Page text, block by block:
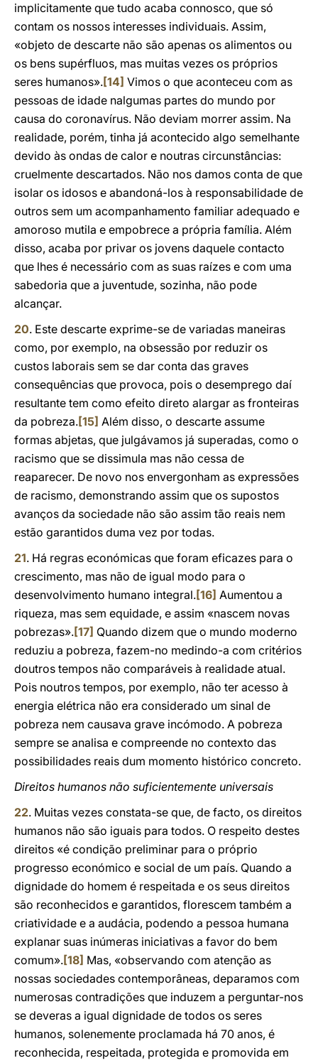
implicitamente que tudo acaba connosco, que só
contam os nossos interesses individuais. Assim,
«objeto de descarte não são apenas os alimentos ou
os bens supérfluos, mas muitas vezes os próprios
seres humanos».[14] Vimos o que aconteceu com as
pessoas de idade nalgumas partes do mundo por
causa do coronavírus. Não deviam morrer assim. Na
realidade, porém, tinha já acontecido algo semelhante
devido às ondas de calor e noutras circunstâncias:
cruelmente descartados. Não nos damos conta de que
isolar os idosos e abandoná-los à responsabilidade de
outros sem um acompanhamento familiar adequado e
amoroso mutila e empobrece a própria família. Além
disso, acaba por privar os jovens daquele contacto
que lhes é necessário com as suas raízes e com uma
sabedoria que a juventude, sozinha, não pode
alcançar.
20. Este descarte exprime-se de variadas maneiras
como, por exemplo, na obsessão por reduzir os
custos laborais sem se dar conta das graves
consequências que provoca, pois o desemprego daí
resultante tem como efeito direto alargar as fronteiras
da pobreza.[15] Além disso, o descarte assume
formas abjetas, que julgávamos já superadas, como o
racismo que se dissimula mas não cessa de
reaparecer. De novo nos envergonham as expressões
de racismo, demonstrando assim que os supostos
avanços da sociedade não são assim tão reais nem
estão garantidos duma vez por todas.
21. Há regras económicas que foram eficazes para o
crescimento, mas não de igual modo para o
desenvolvimento humano integral.[16] Aumentou a
riqueza, mas sem equidade, e assim «nascem novas
pobrezas».[17] Quando dizem que o mundo moderno
reduziu a pobreza, fazem-no medindo-a com critérios
doutros tempos não comparáveis à realidade atual.
Pois noutros tempos, por exemplo, não ter acesso à
energia elétrica não era considerado um sinal de
pobreza nem causava grave incómodo. A pobreza
sempre se analisa e compreende no contexto das
possibilidades reais dum momento histórico concreto.
Direitos humanos não suficientemente universais
22. Muitas vezes constata-se que, de facto, os direitos
humanos não são iguais para todos. O respeito destes
direitos «é condição preliminar para o próprio
progresso económico e social de um país. Quando a
dignidade do homem é respeitada e os seus direitos
são reconhecidos e garantidos, florescem também a
criatividade e a audácia, podendo a pessoa humana
explanar suas inúmeras iniciativas a favor do bem
comum».[18] Mas, «observando com atenção as
nossas sociedades contemporâneas, deparamos com
numerosas contradições que induzem a perguntar-nos
se deveras a igual dignidade de todos os seres
humanos, solenemente proclamada há 70 anos, é
reconhecida, respeitada, protegida e promovida em